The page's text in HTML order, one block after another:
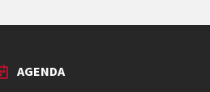
AGENDA